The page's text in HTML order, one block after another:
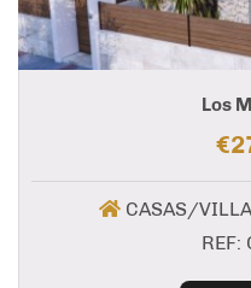
Los
CASAS/
REF: